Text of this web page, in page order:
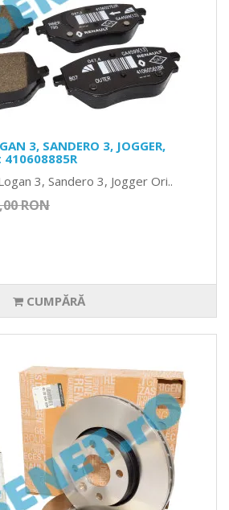
3, SANDERO 3, JOGGER,
3, Sandero 3, Jogger Ori..
RON
CUMPĂRĂ